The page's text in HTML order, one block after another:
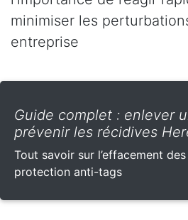
minimiser les
entreprise
Guide complet : enlever
prévenir les récidives
Tout savoir sur l’effacement
protection anti-tags